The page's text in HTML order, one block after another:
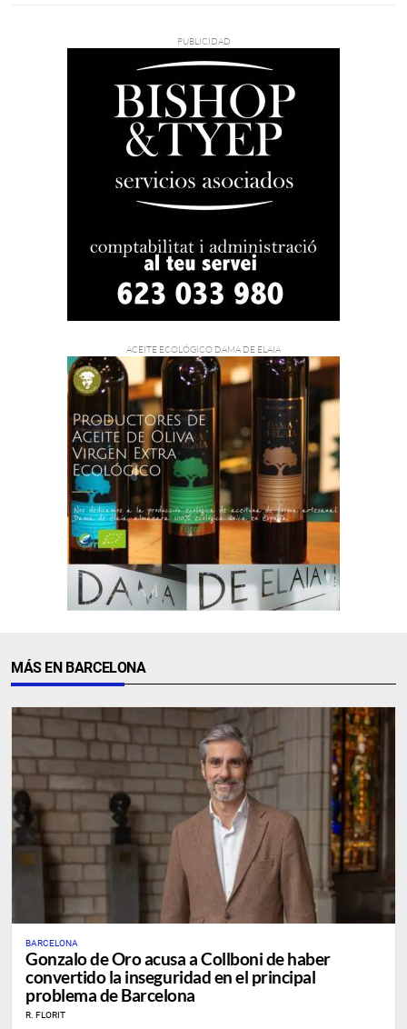
MÁS EN BARCELONA
BARCELONA
Gonzalo de Oro acusa a Collboni de haber
convertido la inseguridad en el principal
problema de Barcelona
R. FLORIT